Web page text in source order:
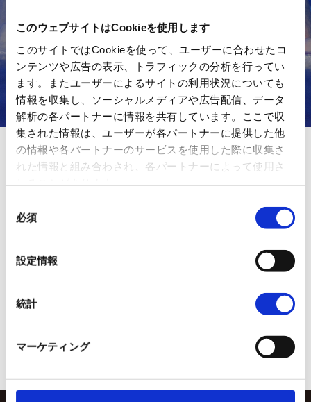
このウェブサイトはCookieを使用します
このサイトではCookieを使って、ユーザーに合わせたコ
ンテンツや広告の表示、トラフィックの分析を行ってい
ます。またユーザーによるサイトの利用状況についても
情報を収集し、ソーシャルメディアや広告配信、データ
解析の各パートナーに情報を共有しています。ここで収
集された情報は、ユーザーが各パートナーに提供した他
の情報や各パートナーのサービスを使用した際に収集さ
れた情報と組み合わされ、各パートナーによって使用さ
必須
設定情報
統計
マーケティング
2024年2月15日至17日，橫手的雪
節正在舉行。
亮了溫暖的燈光。此外，「繁盛棒」也充滿了男人們的熱情。今天
有比賽，明天則進行奉獻。